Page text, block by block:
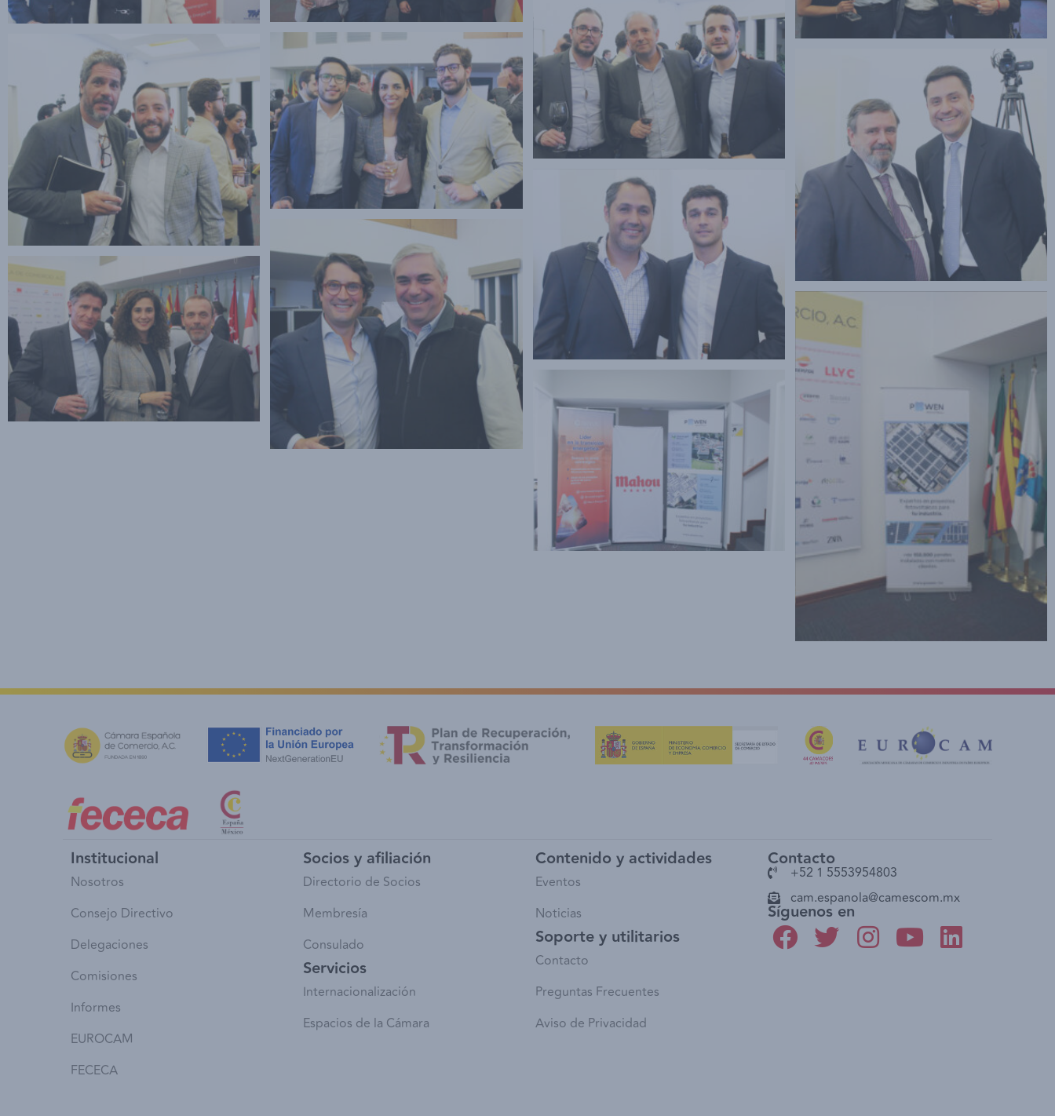
Institucional
Nosotros
Consejo Directivo
Delegaciones
Comisiones
Informes
EUROCAM
FECECA
Socios y afiliación
Directorio de Socios
Membresía
Consulado
Servicios
Internacionalización
Espacios de la Cámara
Contenido y actividades
Eventos
Noticias
Soporte y utilitarios
Contacto
Preguntas Frecuentes
Aviso de Privacidad
Contacto
+52 1 5553954803
cam.espanola@camescom.mx
Síguenos en